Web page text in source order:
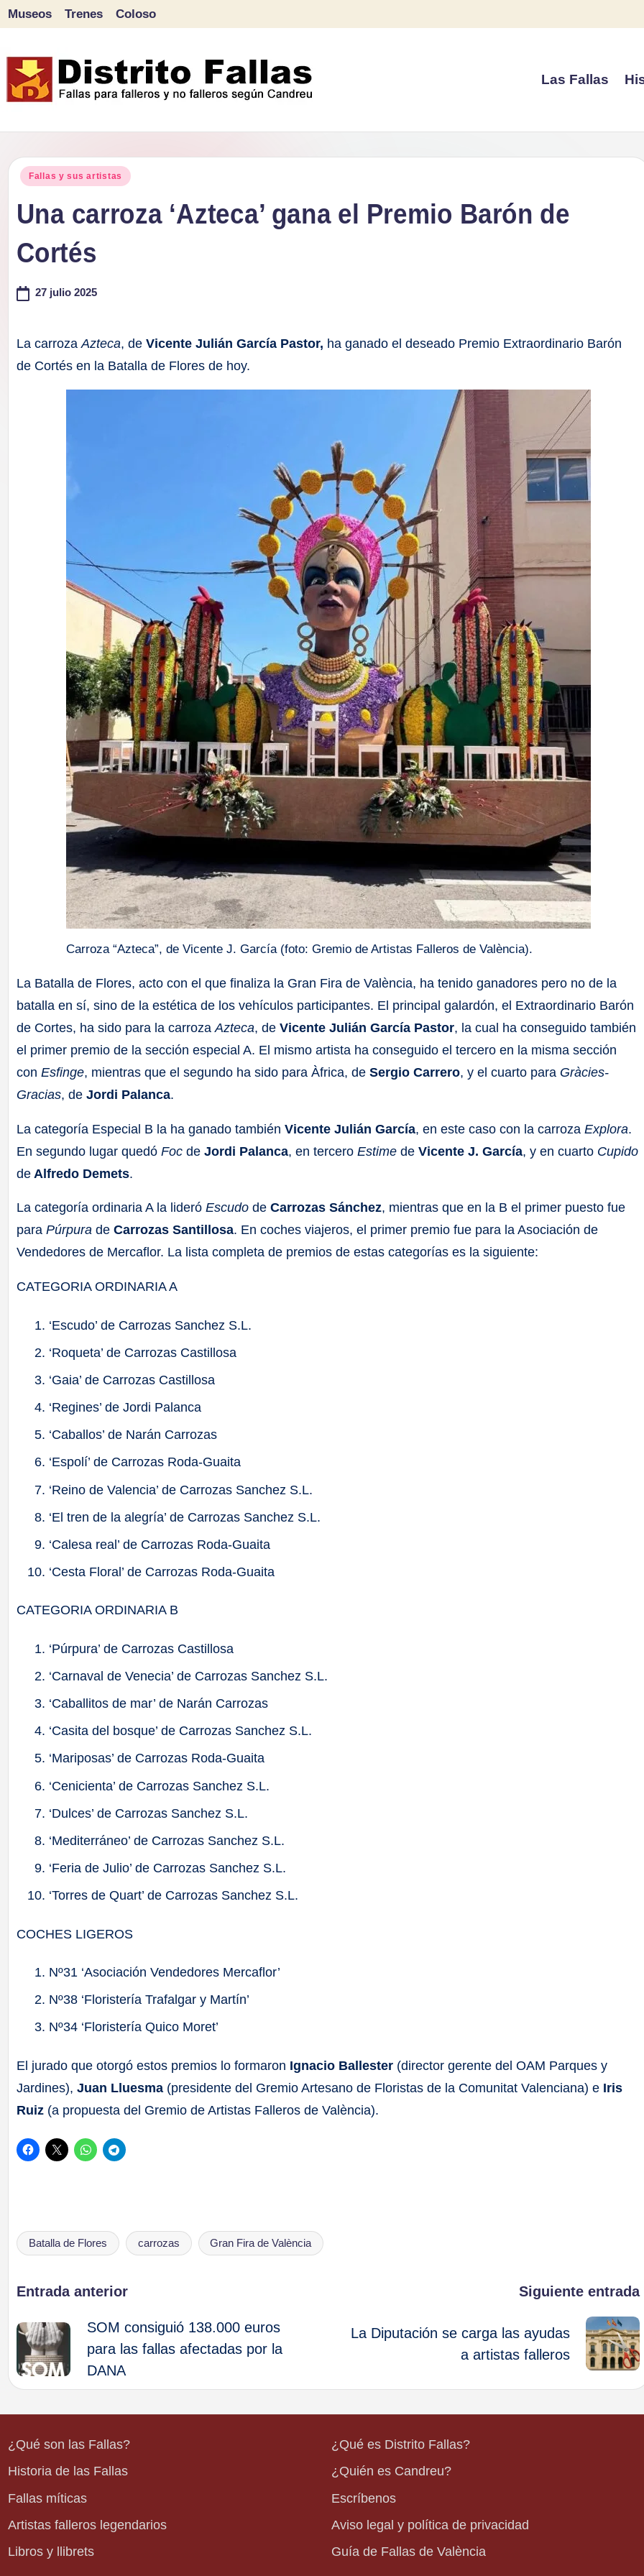
contenido
Museos Trenes Coloso
Las Fallas
Publicado
Fallas y sus artistas
Una carroza ‘Azteca’ gana el Premio Barón de
Cortés
27 julio 2025
La carrozaAzteca, deVicente Julián García Pastor, ha ganado el deseado Premio Extraordinario Barón
de Cortés en la Batalla de Flores de hoy.
Carroza “Azteca”, de Vicente J. García (foto: Gremio de Artistas Falleros de València).
La Batalla de Flores, acto con el que finaliza la Gran Fira de València, ha tenido ganadores pero no de la
batalla en sí, sino de la estética de los vehículos participantes. El principal galardón, el Extraordinario Barón
de Cortes, ha sido para la carrozaAzteca, deVicente Julián García Pastor, la cual ha conseguido también
el primer premio de la sección especial A. El mismo artista ha conseguido el tercero en la misma sección
conEsfinge, mientras que el segundo ha sido para Àfrica, deSergio Carrero, y el cuarto para Gràcies-
Gracias, deJordi Palanca.
La categoría Especial B la ha ganado tambiénVicente Julián García, en este caso con la carrozaExplora.
En segundo lugar quedóFocdeJordi Palanca, en terceroEstimedeVicente J. García, y en cuarto Cupido
de Alfredo Demets.
La categoría ordinaria A la lideróEscudodeCarrozas Sánchez, mientras que en la B el primer puesto fue
paraPúrpurade Carrozas Santillosa. En coches viajeros, el primer premio fue para la Asociación de
Vendedores de Mercaflor. La lista completa de premios de estas categorías es la siguiente:
CATEGORIA ORDINARIA A
‘Escudo’ de Carrozas Sanchez S.L.
‘Roqueta’ de Carrozas Castillosa
‘Gaia’ de Carrozas Castillosa
‘Regines’ de Jordi Palanca
‘Caballos’ de Narán Carrozas
‘Espolí’ de Carrozas Roda-Guaita
‘Reino de Valencia’ de Carrozas Sanchez S.L.
‘El tren de la alegría’ de Carrozas Sanchez S.L.
‘Calesa real’ de Carrozas Roda-Guaita
‘Cesta Floral’ de Carrozas Roda-Guaita
CATEGORIA ORDINARIA B
‘Púrpura’ de Carrozas Castillosa
‘Carnaval de Venecia’ de Carrozas Sanchez S.L.
‘Caballitos de mar’ de Narán Carrozas
‘Casita del bosque’ de Carrozas Sanchez S.L.
‘Mariposas’ de Carrozas Roda-Guaita
‘Cenicienta’ de Carrozas Sanchez S.L.
‘Dulces’ de Carrozas Sanchez S.L.
‘Mediterráneo’ de Carrozas Sanchez S.L.
‘Feria de Julio’ de Carrozas Sanchez S.L.
‘Torres de Quart’ de Carrozas Sanchez S.L.
COCHES LIGEROS
Nº31 ‘Asociación Vendedores Mercaflor’
Nº38 ‘Floristería Trafalgar y Martín’
Nº34 ‘Floristería Quico Moret’
El jurado que otorgó estos premios lo formaron Ignacio Ballester (director gerente del OAM Parques y
Jardines),Juan Lluesma (presidente del Gremio Artesano de Floristas de la Comunitat Valenciana) e Iris
Ruiz (a propuesta del Gremio de Artistas Falleros de València).
Etiquetas:
Batalla de Flores carrozas Gran Fira de València
Navegación
de
entradas
Entrada anterior
SOM consiguió 138.000 euros
para las fallas afectadas por la
DANA
Siguiente entrada
La Diputación se carga las ayudas
a artistas falleros
¿Qué son las Fallas?
Historia de las Fallas
Fallas míticas
Artistas falleros legendarios
Libros y llibrets
¿Qué es Distrito Fallas?
¿Quién es Candreu?
Escríbenos
Aviso legal y política de privacidad
Guía de Fallas de València